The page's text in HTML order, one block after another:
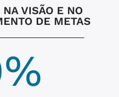
VISÃO E NO
DE METAS
%